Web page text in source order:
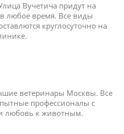
Вучетича придут на
любое время. Все виды
круглосуточно на
ветеринары Москвы. Все
профессионалы с
любовь к животным.